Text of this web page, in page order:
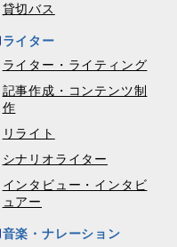
貸切バス
ライター
ライター・ライティング
記事作成・コンテンツ制
作
リライト
シナリオライター
インタビュー・インタビ
ュアー
音楽・ナレーション